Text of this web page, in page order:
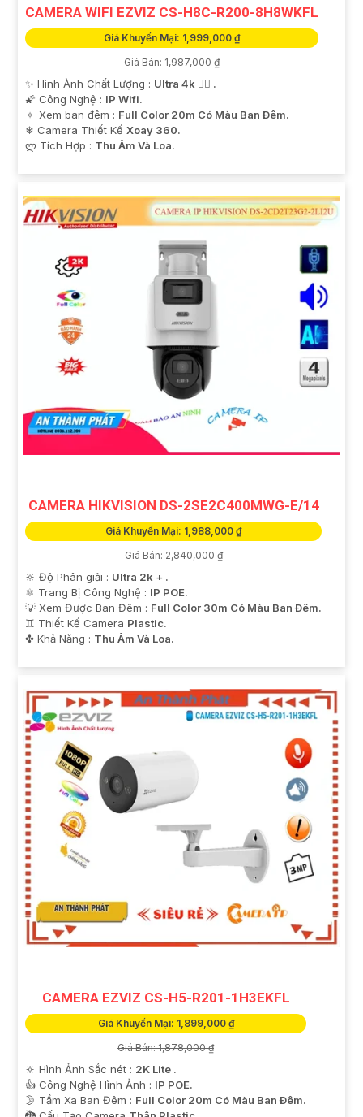
CAMERA WIFI EZVIZ CS-H8C-R200-8H8WKFL
Giá Khuyến Mại: 1,999,000 ₫
Giá Bán: 1,987,000 ₫
✨ Hình Ành Chất Lượng : Ultra 4k 👍🏾 .
🌠 Công Nghệ : IP Wifi.
🔅 Xem ban đêm : Full Color 20m Có Màu Ban Ðêm.
❄ Camera Thiết Kế Xoay 360.
️ლ Tích Hợp : Thu Âm Và Loa.
CAMERA HIKVISION DS-2SE2C400MWG-E/14
Giá Khuyến Mại: 1,988,000 ₫
Giá Bán: 2,840,000 ₫
🔆 Độ Phân giải : Ultra 2k + .
⚛️ Trang Bị Công Nghệ : IP POE.
💡 Xem Được Ban Đêm : Full Color 30m Có Màu Ban Ðêm.
♊ Thiết Kế Camera Plastic.
️✤ Khả Năng : Thu Âm Và Loa.
CAMERA EZVIZ CS-H5-R201-1H3EKFL
Giá Khuyến Mại: 1,899,000 ₫
Giá Bán: 1,878,000 ₫
🔆 Hình Ảnh Sắc nét : 2K Lite .
👍 Công Nghệ Hình Ảnh : IP POE.
🌛 Tầm Xa Ban Đêm : Full Color 20m Có Màu Ban Ðêm.